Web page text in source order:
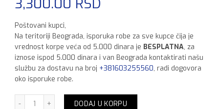
3,300.00 RSD
Poštovani kupci,
Na teritoriji Beograda, isporuka robe za sve kupce čija je
vrednost korpe veća od 5.000 dinara je BESPLATNA, za
iznose ispod 5.000 dinara i van Beograda kontaktirati našu
službu za dostavu na broj +381603255560, radi dogovora
oko isporuke robe.
Maxima FUGALIN Epoxy Grout EC 2K 107, 2.5 kg 134
DODAJ U KORPU